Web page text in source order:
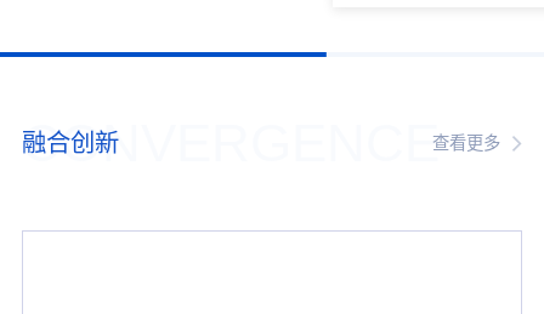
CONVERGENCE
融合创新 查看更多